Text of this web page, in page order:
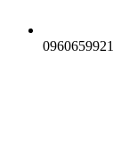
0960659921